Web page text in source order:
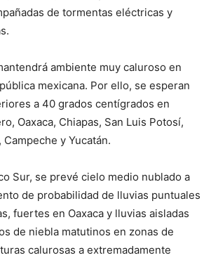
de tormentas eléctricas y
ambiente muy caluroso en
mexicana. Por ello, se esperan
a 40 grados centígrados en
Oaxaca, Chiapas, San Luis Potosí,
y Yucatán.
Sur, se prevé cielo medio nublado a
de probabilidad de lluvias puntuales
fuertes en Oaxaca y lluvias aisladas
de niebla matutinos en zonas de
calurosas a extremadamente